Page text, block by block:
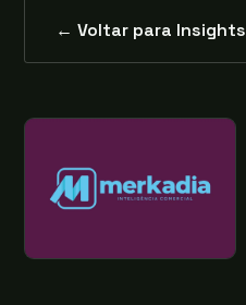
← Voltar para Insights